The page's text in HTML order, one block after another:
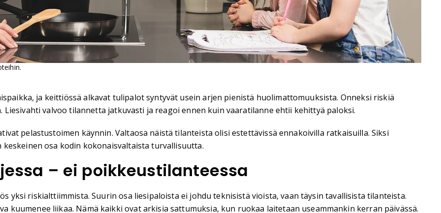
ja keittiössä alkavat tulipalot syntyvät usein arjen pienistä huolimattomuuksista. Onneksi riskiä
valvoo tilannetta jatkuvasti ja reagoi ennen kuin vaaratilanne ehtii kehittyä paloksi.
pelastustoimen käynnin. Valtaosa näistä tilanteista olisi estettävissä ennakoivilla ratkaisuilla. Siksi
osa kodin kokonaisvaltaista turvallisuutta.
– ei poikkeustilanteessa
yksi riskialttiimmista. Suurin osa liesipaloista ei johdu teknisistä vioista, vaan täysin tavallisista tilanteista.
kuumenee liikaa. Nämä kaikki ovat arkisia sattumuksia, kun ruokaa laitetaan useammankin kerran päivässä.